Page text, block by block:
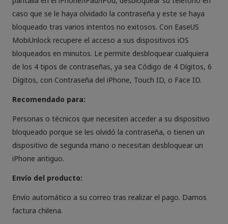
caso que se le haya olvidado la contraseña y este se haya
bloqueado tras varios intentos no exitosos. Con EaseUS
MobiUnlock recupere el acceso a sus dispositivos iOS
bloqueados en minutos. Le permite desbloquear cualquiera
de los 4 tipos de contraseñas, ya sea Código de 4 Dígitos, 6
Dígitos, con Contraseña del iPhone, Touch ID, o Face ID.
Recomendado para:
Personas o técnicos que necesiten acceder a su dispositivo
bloqueado porque se les olvidó la contraseña, o tienen un
dispositivo de segunda mano o necesitan desbloquear un
iPhone antiguo.
Envío del producto:
Envío automático a su correo tras realizar el pago. Damos
factura chilena.